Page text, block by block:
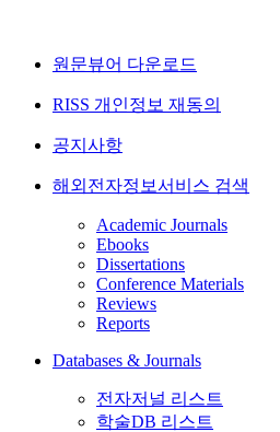
원문뷰어 다운로드
RISS 개인정보 재동의
공지사항
해외전자정보서비스 검색
Academic Journals
Ebooks
Dissertations
Conference Materials
Reviews
Reports
Databases & Journals
전자저널 리스트
학술DB 리스트